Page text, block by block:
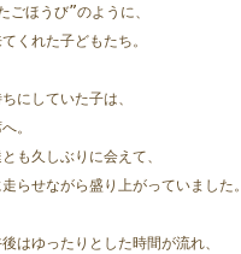
ごほうび”のように、
てくれた子どもたち。
にしていた子は、
へ。
も久しぶりに会えて、
らせながら盛り上がっていました。
はゆったりとした時間が流れ、